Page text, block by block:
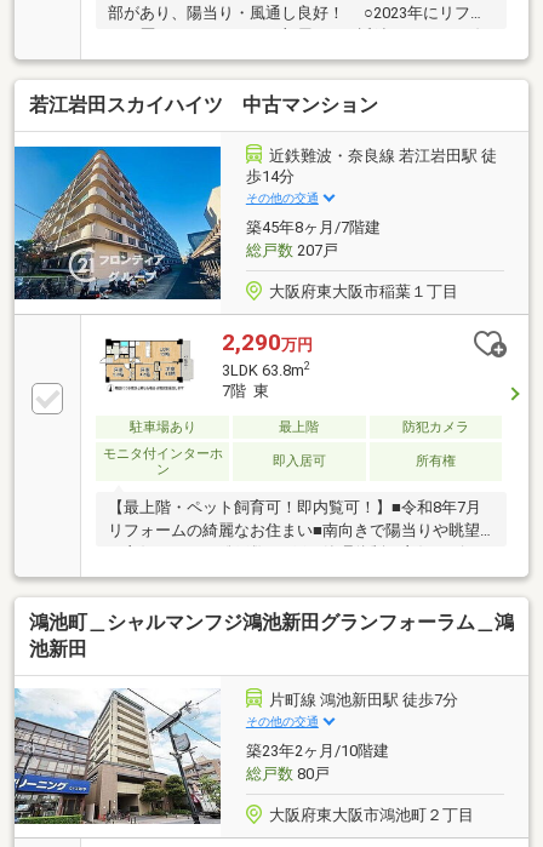
部があり、陽当り・風通し良好！ ○2023年にリフォ
「荒本」駅まで徒歩9分！通勤・通学もらくらく
若江岩田スカイハイツ 中古マンション
近鉄難波・奈良線 若江岩田駅 徒
歩14分
その他の交通
築45年8ヶ月/7階建
総戸数207戸
大阪府東大阪市稲葉１丁目
2,290万円
3LDK 63.8m2
7階 東
駐車場あり 最上階
防犯カメラ
モニタ付インターホ
ン
即入居可 所有権
【最上階・ペット飼育可！即内覧可！】■令和8年7月
リフォームの綺麗なお住まい■南向きで陽当りや眺望
グコミュニティ
鴻池町＿シャルマンフジ鴻池新田グランフォーラム＿鴻
池新田
片町線 鴻池新田駅 徒歩7分
その他の交通
築23年2ヶ月/10階建
総戸数80戸
大阪府東大阪市鴻池町２丁目